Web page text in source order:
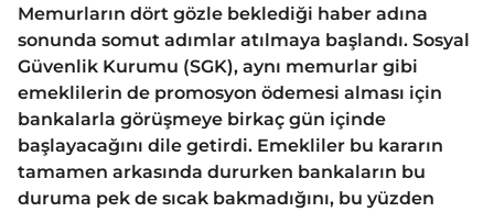
Memurların dört gözle beklediği haber adına
sonunda somut adımlar atılmaya başlandı. Sosyal
Güvenlik Kurumu (SGK), aynı memurlar gibi
emeklilerin de promosyon ödemesi alması için
bankalarla görüşmeye birkaç gün içinde
başlayacağını dile getirdi. Emekliler bu kararın
tamamen arkasında dururken bankaların bu
duruma pek de sıcak bakmadığını, bu yüzden